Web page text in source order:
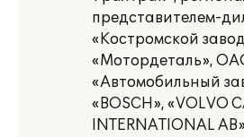
представителем-
«Костромской завод
«Мотордеталь»,
«Автомобильный
«BOSCH», «VOLVO
INTERNATIONAL